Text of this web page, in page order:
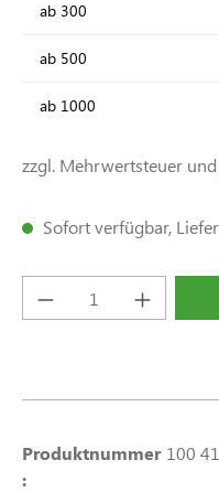
ab 300
ab 500
ab 1000
zzgl. Mehrwertsteuer und
Sofort verfügbar,
Produkt Anzahl:
Produktnummer
:
100